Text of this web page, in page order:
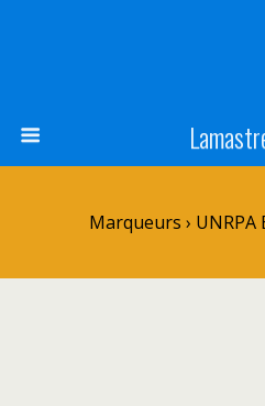
Marqueurs ›